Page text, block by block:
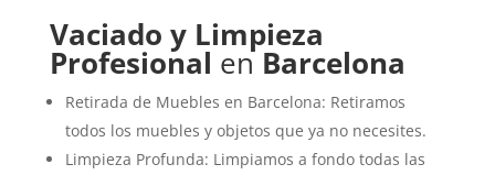
Vaciado y Limpieza
Profesional en Barcelona
Retirada de Muebles en Barcelona: Retiramos
todos los muebles y objetos que ya no necesites.
Limpieza Profunda: Limpiamos a fondo todas las